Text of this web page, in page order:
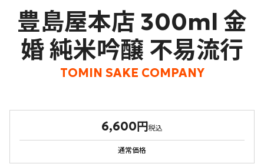
豊島屋本店 300ml 金
婚 純米吟醸 不易流行
TOMIN SAKE COMPANY
6,600円税込
通常価格